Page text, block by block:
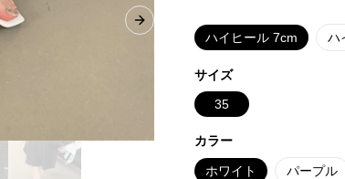
Next slide
ハイヒール 7cm ハ
サイズ
35
カラー
ホワイト パープル